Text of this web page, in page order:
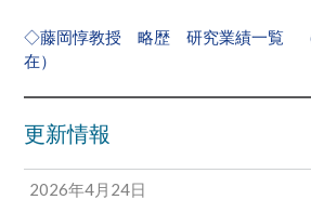
◇藤岡惇教授 略歴 研究業績一覧 （
在）
更新情報
2026年4月24日